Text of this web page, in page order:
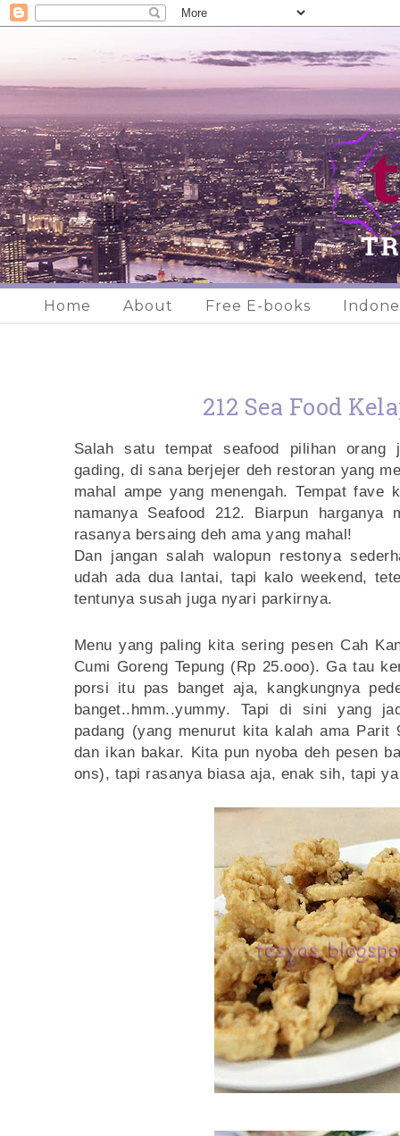
Home About Free E-books
212 Sea Food
Salah satu tempat seafood pilihan orang
gading, di sana berjejer deh restoran yang
mahal ampe yang menengah. Tempat fave
namanya Seafood 212. Biarpun harganya
rasanya bersaing deh ama yang mahal!
Dan jangan salah walopun restonya
udah ada dua lantai, tapi kalo weekend,
tentunya susah juga nyari parkirnya.
Menu yang paling kita sering pesen Cah
Cumi Goreng Tepung (Rp 25.ooo). Ga tau
porsi itu pas banget aja, kangkungnya
banget..hmm..yummy. Tapi di sini yang
padang (yang menurut kita kalah ama
dan ikan bakar. Kita pun nyoba deh pesen
ons), tapi rasanya biasa aja, enak sih, tapi